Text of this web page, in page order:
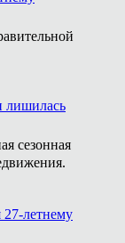
лишилась
сезонная
летнему